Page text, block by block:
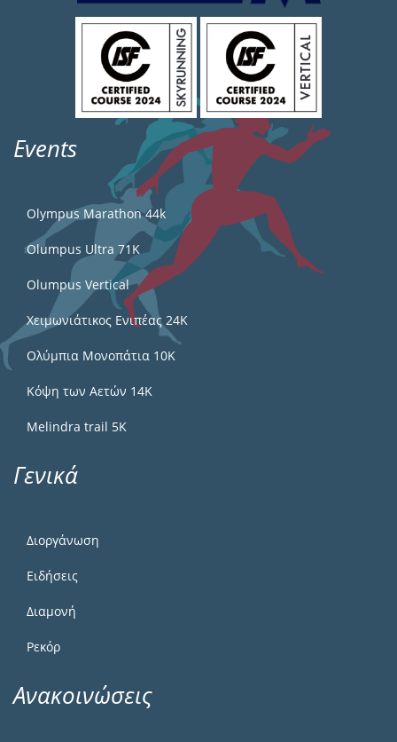
Events
Olympus Marathon 44k
Olumpus Ultra 71K
Olumpus Vertical
Χειμωνιάτικος Ενιπέας 24Κ
Ολύμπια Μονοπάτια 10Κ
Κόψη των Αετών 14Κ
Melindra trail 5Κ
Γενικά
Διοργάνωση
Ειδήσεις
Διαμονή
Ρεκόρ
Ανακοινώσεις